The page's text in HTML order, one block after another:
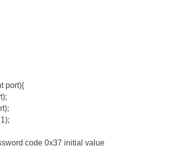
port){
code 0x37 initial value